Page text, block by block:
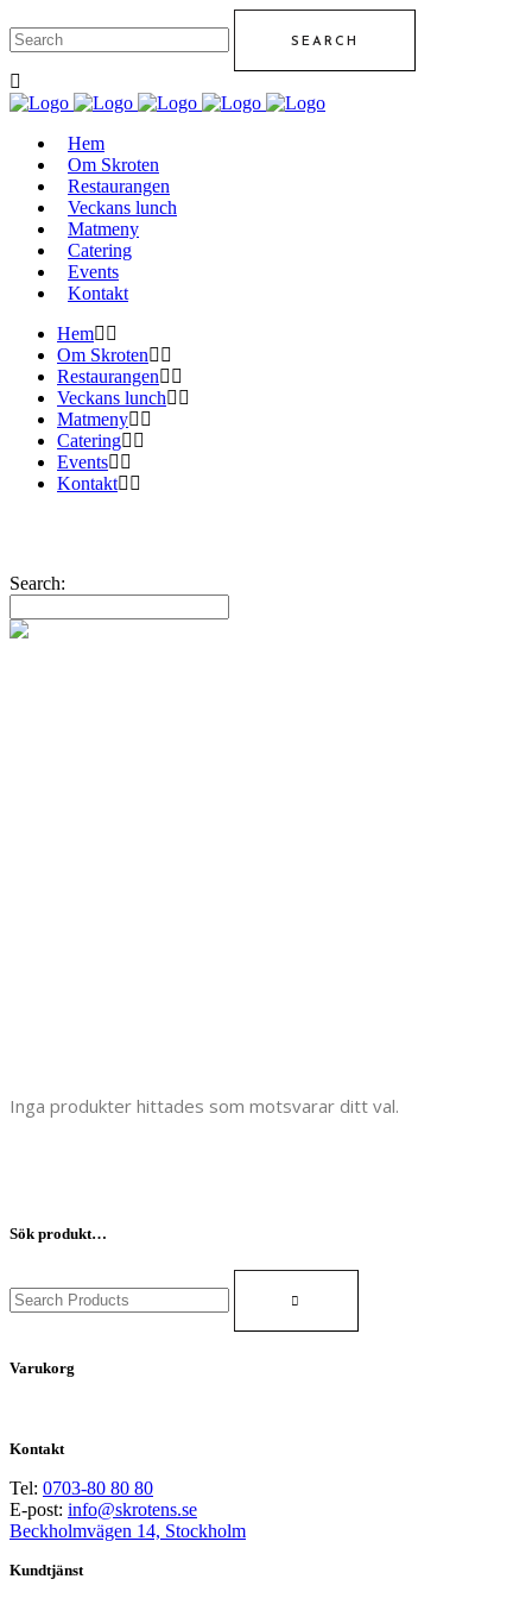
Hem
Om Skroten
Restaurangen
Veckans lunch
Matmeny
Catering
Events
Kontakt
Hem
Om Skroten
Restaurangen
Veckans lunch
Matmeny
Catering
Events
Kontakt
Search:
Inga produkter hittades som motsvarar ditt val.
Sök produkt…
for:
Varukorg
Kontakt
Tel: 0703-80 80 80
E-post: info@skrotens.se
Beckholmvägen 14, Stockholm
Kundtjänst